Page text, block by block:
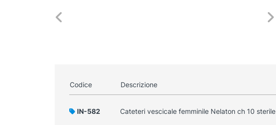
Codice Descrizione
IN-582 Cateteri vescicale femminile Nelaton ch 10 sterile